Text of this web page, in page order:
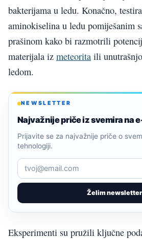
bakterijama u ledu. Konačno,
aminokiselina u ledu pomiješanim
prašinom kako bi razmotrili
materijala iz meteorita ili
ledom.
NEWSLETTER
Najvažnije priče iz svemira na
Želim newsletter
Prijavite se za najvažnije priče o
tehnologiji.
Eksperimenti su pružili ključne